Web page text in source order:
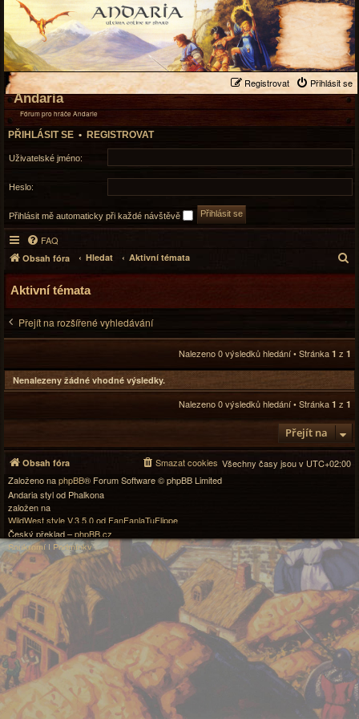
Přihlásit se
Registrovat
Andaria
Fórum pro hráče Andarie
PŘIHLÁSIT SE • REGISTROVAT
Uživatelské jméno:
Heslo:
Přihlásit mě automaticky při každé návštěvě
FAQ
Obsah fóra Hledat Aktivní témata
l
t
Aktivní témata
Přejít na rozšířené vyhledávání
Nalezeno 0 výsledků hledání • Stránka 1 z 1
Nenalezeny žádné vhodné výsledky.
Nalezeno 0 výsledků hledání • Stránka 1 z 1
Přejít na
Obsah fóra Všechny časy jsou v UTC+02:00
Smazat cookies
Založeno naphpBB® Forum Software © phpBB Limited
Andaria styl od Phalkona
založen na
WildWest style V.3.5.0 od FanFanlaTuFlippe
Český překlad –phpBB.cz
Soukromí | Podmínky